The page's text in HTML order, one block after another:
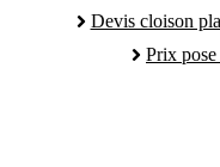
Devis cloison
Prix